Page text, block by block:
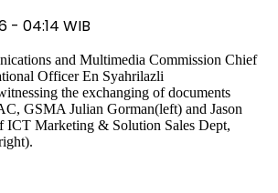
- 04:14 WIB